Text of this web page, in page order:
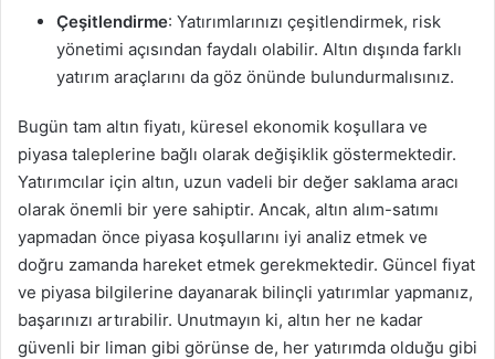
Çeşitlendirme: Yatırımlarınızı çeşitlendirmek, risk
yönetimi açısından faydalı olabilir. Altın dışında farklı
yatırım araçlarını da göz önünde bulundurmalısınız.
Bugün tam altın fiyatı, küresel ekonomik koşullara ve
piyasa taleplerine bağlı olarak değişiklik göstermektedir.
Yatırımcılar için altın, uzun vadeli bir değer saklama aracı
olarak önemli bir yere sahiptir. Ancak, altın alım-satımı
yapmadan önce piyasa koşullarını iyi analiz etmek ve
doğru zamanda hareket etmek gerekmektedir. Güncel fiyat
ve piyasa bilgilerine dayanarak bilinçli yatırımlar yapmanız,
başarınızı artırabilir. Unutmayın ki, altın her ne kadar
güvenli bir liman gibi görünse de, her yatırımda olduğu gibi